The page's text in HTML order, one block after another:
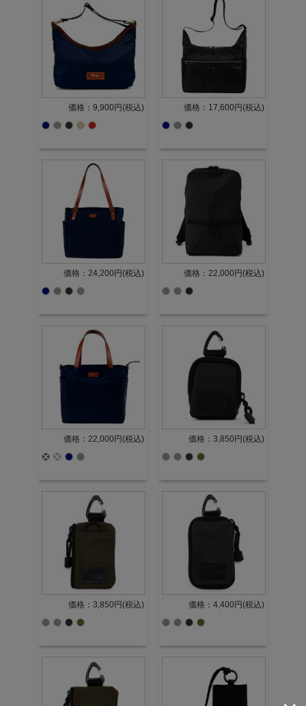
価格：9,900円(税込) 価格：17,600円(税込)
価格：24,200円(税込) 価格：22,000円(税込)
価格：22,000円(税込) 価格：3,850円(税込)
価格：3,850円(税込) 価格：4,400円(税込)